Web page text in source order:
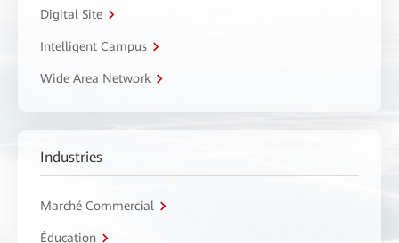
Digital Site
Intelligent Campus
Wide Area Network
Industries
Marché Commercial
Éducation